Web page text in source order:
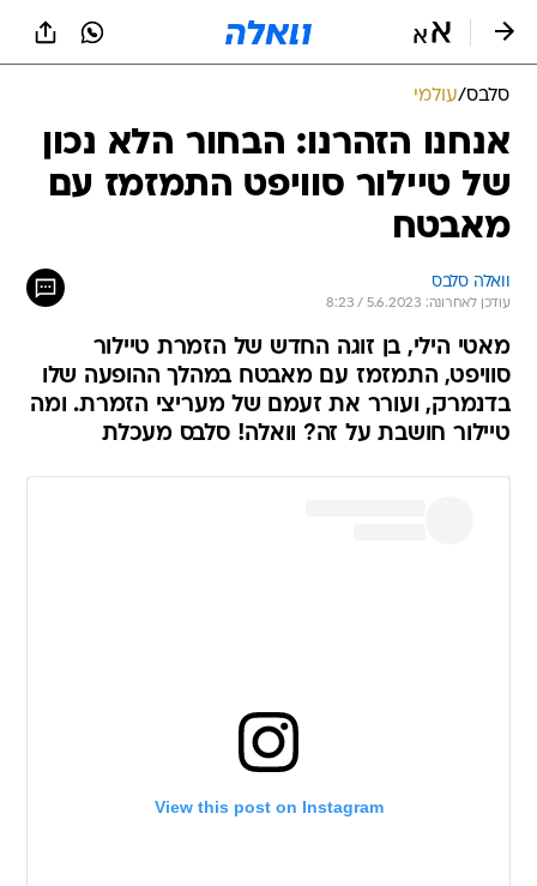
סלבס/עולמי
אנחנו הזהרנו: הבחור הלא נכון
של טיילור סוויפט התמזמז עם
מאבטח
וואלה סלבס
עודכן לאחרונה: 5.6.2023 / 8:23
מאטי הילי, בן זוגה החדש של הזמרת טיילור
סוויפט, התמזמז עם מאבטח במהלך ההופעה שלו
בדנמרק, ועורר את זעמם של מעריצי הזמרת. ומה
טיילור חושבת על זה? וואלה! סלבס מעכלת
View this post on Instagram